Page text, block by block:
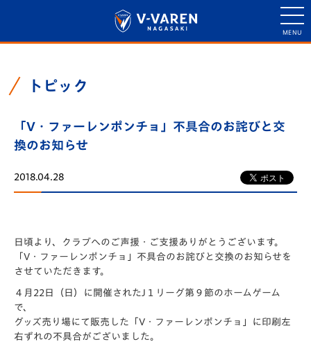
トピック
「V・ファーレンポンチョ」不具合のお詫びと交
換のお知らせ
2018.04.28
日頃より、クラブへのご声援・ご支援ありがとうございます。
「V・ファーレンポンチョ」不具合のお詫びと交換のお知らせを
させていただきます。
４月22日（日）に開催されたJ１リーグ第９節のホームゲーム
で、
グッズ売り場にて販売した「V・ファーレンポンチョ」に印刷左
右ずれの不具合がございました。